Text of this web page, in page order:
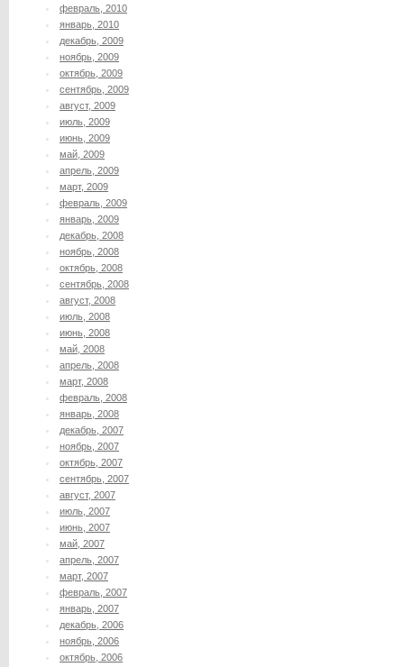
февраль, 2010
январь, 2010
декабрь, 2009
ноябрь, 2009
октябрь, 2009
сентябрь, 2009
август, 2009
июль, 2009
июнь, 2009
май, 2009
апрель, 2009
март, 2009
февраль, 2009
январь, 2009
декабрь, 2008
ноябрь, 2008
октябрь, 2008
сентябрь, 2008
август, 2008
июль, 2008
июнь, 2008
май, 2008
апрель, 2008
март, 2008
февраль, 2008
январь, 2008
декабрь, 2007
ноябрь, 2007
октябрь, 2007
сентябрь, 2007
август, 2007
июль, 2007
июнь, 2007
май, 2007
апрель, 2007
март, 2007
февраль, 2007
январь, 2007
декабрь, 2006
ноябрь, 2006
октябрь, 2006